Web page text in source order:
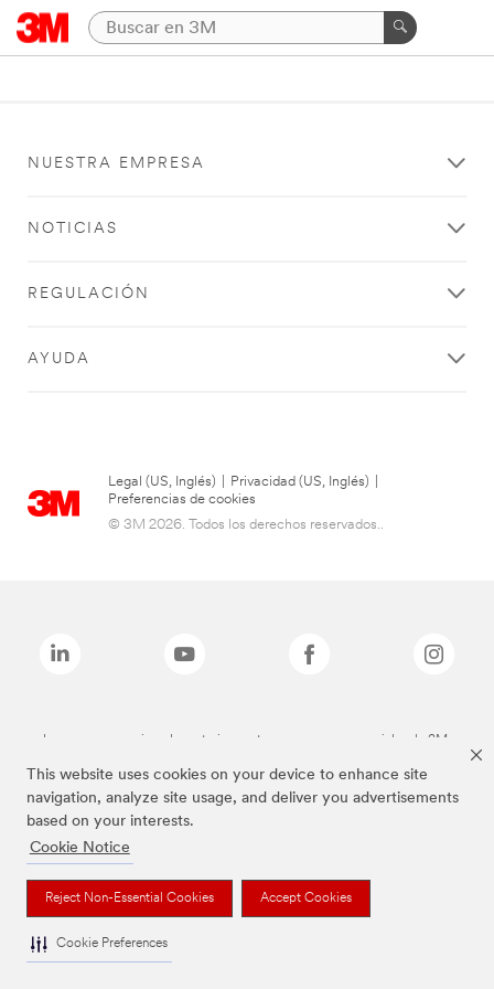
This website uses cookies on your device to enhance site
navigation, analyze site usage, and deliver you advertisements
based on your interests.
Cookie Notice
Reject Non-Essential Cookies Accept Cookies
Cookie Preferences
NUESTRA EMPRESA
NOTICIAS
REGULACIÓN
AYUDA
Legal (US, Inglés) Privacidad (US, Inglés)
Preferencias de cookies
© 3M 2026. Todos los derechos reservados..
Las marcas mencionadas anteriormente son marcas comerciales de 3M.